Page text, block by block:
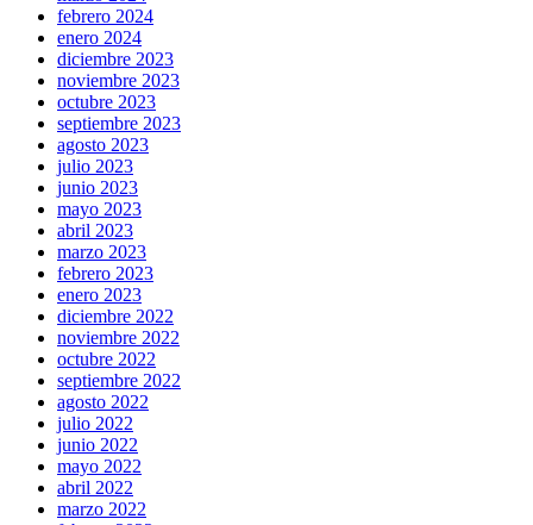
febrero 2024
enero 2024
diciembre 2023
noviembre 2023
octubre 2023
septiembre 2023
agosto 2023
julio 2023
junio 2023
mayo 2023
abril 2023
marzo 2023
febrero 2023
enero 2023
diciembre 2022
noviembre 2022
octubre 2022
septiembre 2022
agosto 2022
julio 2022
junio 2022
mayo 2022
abril 2022
marzo 2022